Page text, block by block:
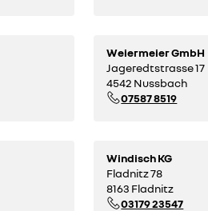
Weiermeier GmbH
Jageredtstrasse 17
4542 Nussbach
07587 8519
Windisch KG
Fladnitz 78
8163 Fladnitz
03179 23547